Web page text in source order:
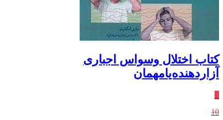
کتاب اختلال وسواس اجباری
آزاردهنده‌یامهمان
10